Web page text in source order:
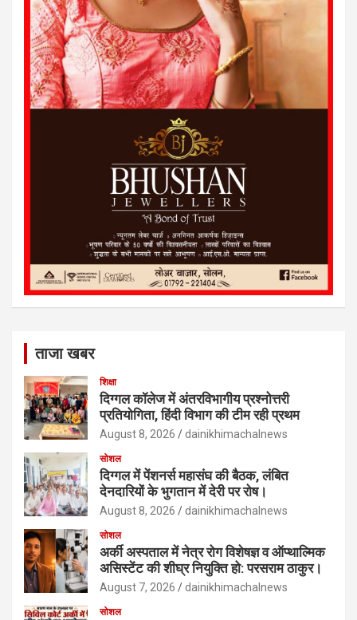
ताजा खबर
शिक्षा
दिग्गल कॉलेज में अंतरविभागीय प्रश्नोत्तरी
प्रतियोगिता, हिंदी विभाग की टीम रही प्रथम
August 8, 2026 dainikhimachalnews
सोशल
दिग्गल में पेंशनर्स महासंघ की बैठक, लंबित
देनदारियों के भुगतान में देरी पर रोष।
August 8, 2026 dainikhimachalnews
सोशल
अर्की अस्पताल में नेत्र रोग विशेषज्ञ व ऑप्थाल्मिक
असिस्टेंट की शीघ्र नियुक्ति हो: परसराम ठाकुर।
August 7, 2026 dainikhimachalnews
सोशल